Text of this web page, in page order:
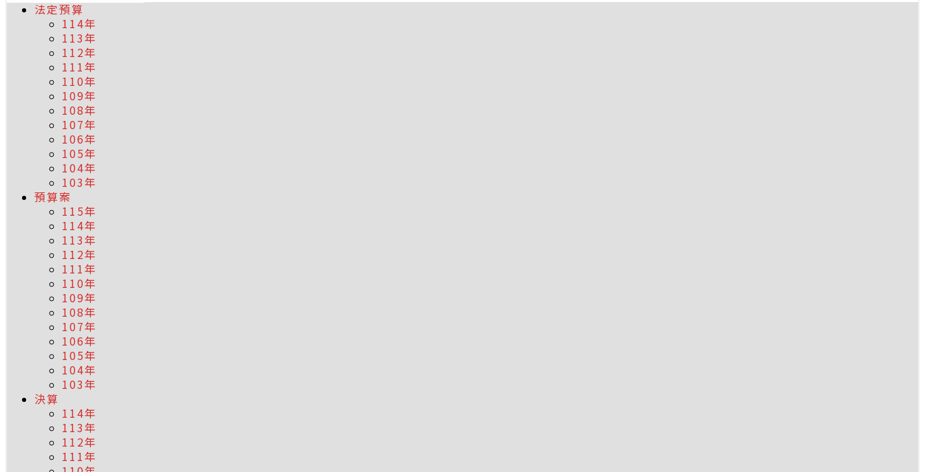
法定預算
114年
113年
112年
111年
110年
109年
108年
107年
106年
105年
104年
103年
預算案
115年
114年
113年
112年
111年
110年
109年
108年
107年
106年
105年
104年
103年
決算
114年
113年
112年
111年